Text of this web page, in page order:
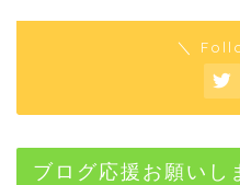
＼
ブログ応援お願いし